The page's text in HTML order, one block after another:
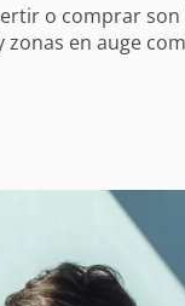
o comprar son
en auge